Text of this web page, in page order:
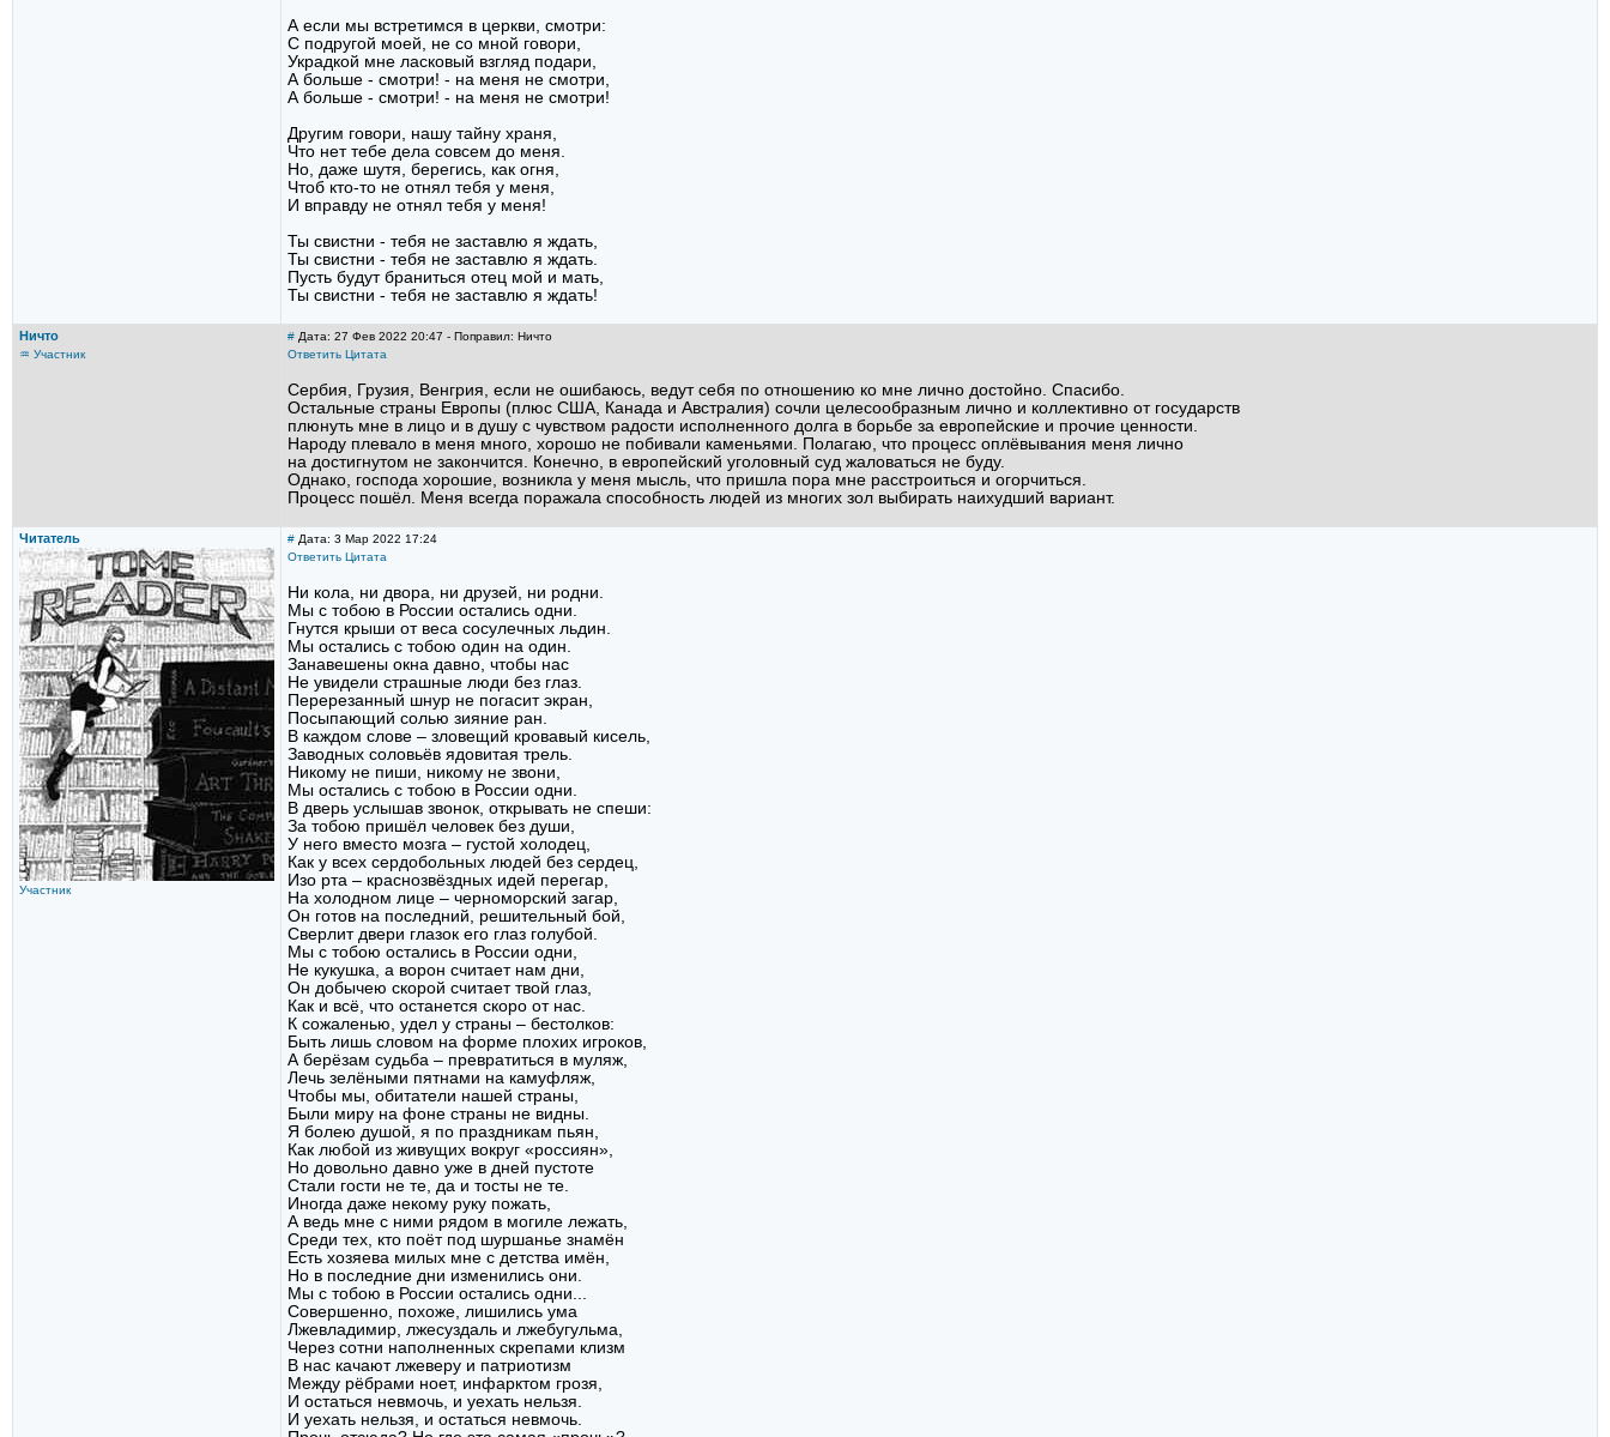
А если мы встретимся в церкви, смотри:
С подругой моей, не со мной говори,
Украдкой мне ласковый взгляд подари,
А больше - смотри! - на меня не смотри,
А больше - смотри! - на меня не смотри!
Другим говори, нашу тайну храня,
Что нет тебе дела совсем до меня.
Но, даже шутя, берегись, как огня,
Чтоб кто-то не отнял тебя у меня,
И вправду не отнял тебя у меня!
Ты свистни - тебя не заставлю я ждать,
Ты свистни - тебя не заставлю я ждать.
Пусть будут браниться отец мой и мать,
Ты свистни - тебя не заставлю я ждать!
Ничто
♒ Участник
# Дата: 27 Фев 2022 20:47 - Поправил: Ничто
Ответить Цитата
Сербия, Грузия, Венгрия, если не ошибаюсь, ведут себя по отношению ко мне лично достойно. Спасибо.
Остальные страны Европы (плюс США, Канада и Австралия) сочли целесообразным лично и коллективно от государств
плюнуть мне в лицо и в душу с чувством радости исполненного долга в борьбе за европейские и прочие ценности.
Народу плевало в меня много, хорошо не побивали каменьями. Полагаю, что процесс оплёвывания меня лично
на достигнутом не закончится. Конечно, в европейский уголовный суд жаловаться не буду.
Однако, господа хорошие, возникла у меня мысль, что пришла пора мне расстроиться и огорчиться.
Процесс пошёл. Меня всегда поражала способность людей из многих зол выбирать наихудший вариант.
Читатель
Участник
# Дата: 3 Мар 2022 17:24
Ответить Цитата
Ни кола, ни двора, ни друзей, ни родни.
Мы с тобою в России остались одни.
Гнутся крыши от веса сосулечных льдин.
Мы остались с тобою один на один.
Занавешены окна давно, чтобы нас
Не увидели страшные люди без глаз.
Перерезанный шнур не погасит экран,
Посыпающий солью зияние ран.
В каждом слове – зловещий кровавый кисель,
Заводных соловьёв ядовитая трель.
Никому не пиши, никому не звони,
Мы остались с тобою в России одни.
В дверь услышав звонок, открывать не спеши:
За тобою пришёл человек без души,
У него вместо мозга – густой холодец,
Как у всех сердобольных людей без сердец,
Изо рта – краснозвёздных идей перегар,
На холодном лице – черноморский загар,
Он готов на последний, решительный бой,
Сверлит двери глазок его глаз голубой.
Мы с тобою остались в России одни,
Не кукушка, а ворон считает нам дни,
Он добычею скорой считает твой глаз,
Как и всё, что останется скоро от нас.
К сожаленью, удел у страны – бестолков:
Быть лишь словом на форме плохих игроков,
А берёзам судьба – превратиться в муляж,
Лечь зелёными пятнами на камуфляж,
Чтобы мы, обитатели нашей страны,
Были миру на фоне страны не видны.
Я болею душой, я по праздникам пьян,
Как любой из живущих вокруг «россиян»,
Но довольно давно уже в дней пустоте
Стали гости не те, да и тосты не те.
Иногда даже некому руку пожать,
А ведь мне с ними рядом в могиле лежать,
Среди тех, кто поёт под шуршанье знамён
Есть хозяева милых мне с детства имён,
Но в последние дни изменились они.
Мы с тобою в России остались одни...
Совершенно, похоже, лишились ума
Лжевладимир, лжесуздаль и лжебугульма,
Через сотни наполненных скрепами клизм
В нас качают лжеверу и патриотизм
Между рёбрами ноет, инфарктом грозя,
И остаться невмочь, и уехать нельзя.
И уехать нельзя, и остаться невмочь.